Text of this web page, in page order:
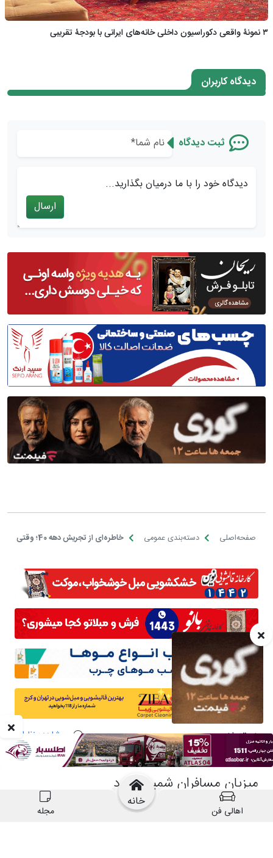
مجله
خانه
اهالی فن
۳ نمونۀ واقعی دکوراسیون داخلی خانه‌های ایرانی با بودجۀ تقریبی
دیدگاه کاربران
ثبت دیدگاه
دیدگاه خود را با ما درمیان بگذارید...
ارسال